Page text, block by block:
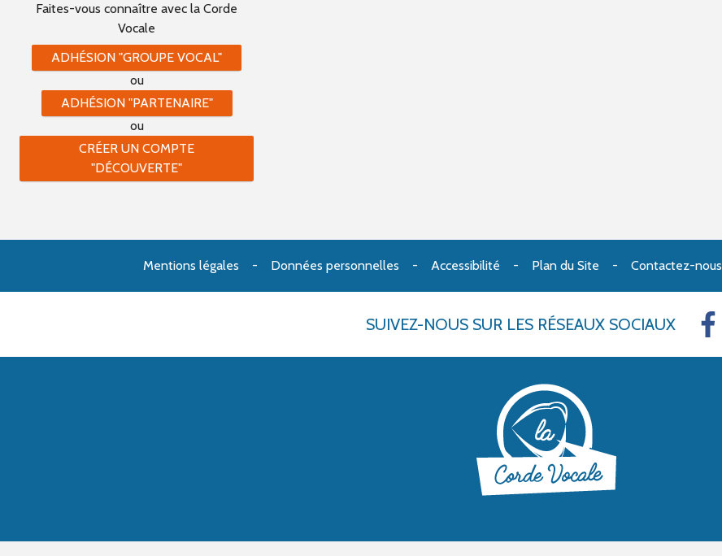
Faites-vous connaître avec la Corde
Vocale
ADHÉSION "GROUPE VOCAL"
ou
ADHÉSION "PARTENAIRE"
ou
CRÉER UN COMPTE
"DÉCOUVERTE"
Mentions légales Données personnelles Accessibilité Plan du Site Contactez-nous
SUIVEZ-NOUS SUR LES RÉSEAUX SOCIAUX